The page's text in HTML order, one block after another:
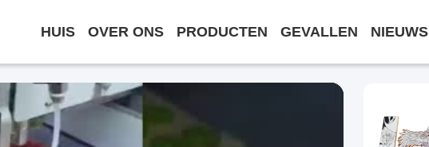
HUIS OVER ONS PRODUCTEN GEVALLEN NIEUWS